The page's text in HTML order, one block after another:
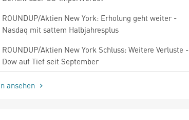
ROUNDUP/Aktien New York: Erholung geht weiter -
Nasdaq mit sattem Halbjahresplus
ROUNDUP/Aktien New York Schluss: Weitere Verluste -
Dow auf Tief seit September
ansehen